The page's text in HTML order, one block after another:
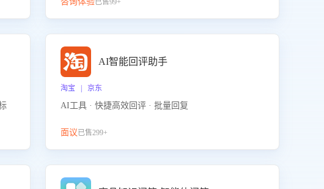
已售99+
AI智能回评助手
淘宝 | 京东
AI工具 · 快捷高效回评 · 批量回复
面议已售299+